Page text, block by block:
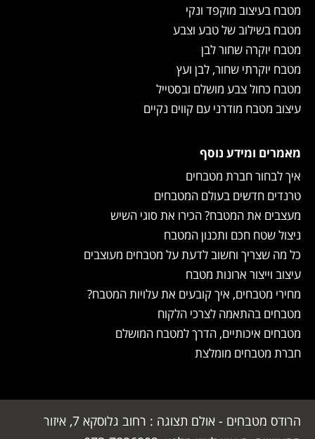
מטבח בעיצוב מוקפד ונקי
מטבח בשילוב של טבע וצבע
מטבח יוקרה שחור לבן
מטבח יוקרתי שחור, לבן ועץ
מטבח כחול צבע מושלם ובסטייל
עיצוב מטבח מודרני עם קווים נקיים
מאמרים ומידע נוסף
איך לבחור חברת מטבחים
טרנדים חדשים בעולם המטבחים
מעצבים את המטבח? הכירו את סוגי השיש
ניצול שטח חכם ותכנון המטבח
כל מה שצריך וחשוב לדעת על מטבחים מעוצבים
עיצוב וייצור ארונות מטבח
מחירי מטבחים, איך קובעים את עלויות המטבח?
מטבחים בהתאמה לצרכי הלקוח
מטבחים איכותיים, הדרך למטבח המושלם
חברת מטבחים מומלצת
הרודס מטבחים - אולם תצוגה : רחוב גלוסקא 7, איזור